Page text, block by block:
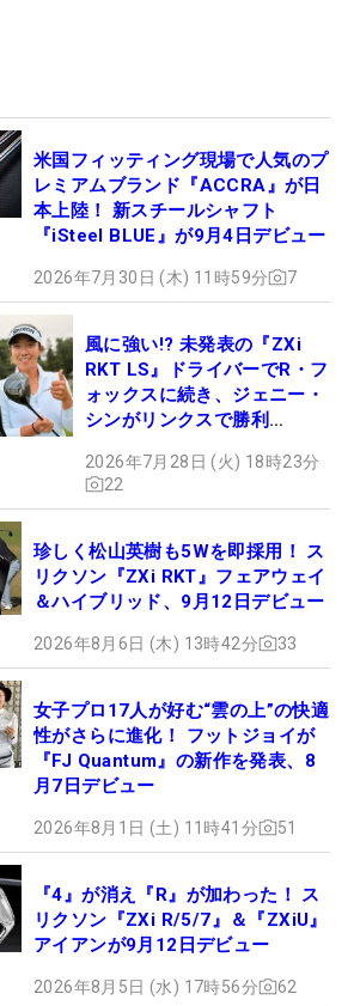
米国フィッティング現場で人気のプ
レミアムブランド『ACCRA』が日
本上陸！ 新スチールシャフト
『iSteel BLUE』が9月4日デビュー
2026年7月30日 (木) 11時59分 7
風に強い!? 未発表の『ZXi
RKT LS』ドライバーでR・フ
ォックスに続き、ジェニー・
シンがリンクスで勝利
2026年7月28日 (火) 18時23分
22
珍しく松山英樹も5Wを即採用！ ス
リクソン『ZXi RKT』フェアウェイ
＆ハイブリッド、9月12日デビュー
2026年8月6日 (木) 13時42分 33
女子プロ17人が好む“雲の上”の快適
性がさらに進化！ フットジョイが
『FJ Quantum』の新作を発表、8
月7日デビュー
2026年8月1日 (土) 11時41分 51
『4』が消え『R』が加わった！ ス
リクソン『ZXi R/5/7』＆『ZXiU』
アイアンが9月12日デビュー
2026年8月5日 (水) 17時56分 62